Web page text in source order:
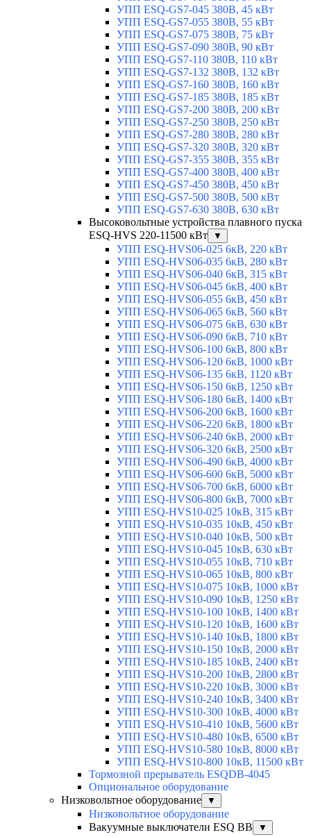
УПП ESQ-GS7-045 380В, 45 кВт
УПП ESQ-GS7-055 380В, 55 кВт
УПП ESQ-GS7-075 380В, 75 кВт
УПП ESQ-GS7-090 380В, 90 кВт
УПП ESQ-GS7-110 380В, 110 кВт
УПП ESQ-GS7-132 380В, 132 кВт
УПП ESQ-GS7-160 380В, 160 кВт
УПП ESQ-GS7-185 380В, 185 кВт
УПП ESQ-GS7-200 380В, 200 кВт
УПП ESQ-GS7-250 380В, 250 кВт
УПП ESQ-GS7-280 380В, 280 кВт
УПП ESQ-GS7-320 380В, 320 кВт
УПП ESQ-GS7-355 380В, 355 кВт
УПП ESQ-GS7-400 380В, 400 кВт
УПП ESQ-GS7-450 380В, 450 кВт
УПП ESQ-GS7-500 380В, 500 кВт
УПП ESQ-GS7-630 380В, 630 кВт
Высоковольтные устройства плавного пуска
ESQ-HVS 220-11500 кВт
▼
УПП ESQ-HVS06-025 6кВ, 220 кВт
УПП ESQ-HVS06-035 6кВ, 280 кВт
УПП ESQ-HVS06-040 6кВ, 315 кВт
УПП ESQ-HVS06-045 6кВ, 400 кВт
УПП ESQ-HVS06-055 6кВ, 450 кВт
УПП ESQ-HVS06-065 6кВ, 560 кВт
УПП ESQ-HVS06-075 6кВ, 630 кВт
УПП ESQ-HVS06-090 6кВ, 710 кВт
УПП ESQ-HVS06-100 6кВ, 800 кВт
УПП ESQ-HVS06-120 6кВ, 1000 кВт
УПП ESQ-HVS06-135 6кВ, 1120 кВт
УПП ESQ-HVS06-150 6кВ, 1250 кВт
УПП ESQ-HVS06-180 6кВ, 1400 кВт
УПП ESQ-HVS06-200 6кВ, 1600 кВт
УПП ESQ-HVS06-220 6кВ, 1800 кВт
УПП ESQ-HVS06-240 6кВ, 2000 кВт
УПП ESQ-HVS06-320 6кВ, 2500 кВт
УПП ESQ-HVS06-490 6кВ, 4000 кВт
УПП ESQ-HVS06-600 6кВ, 5000 кВт
УПП ESQ-HVS06-700 6кВ, 6000 кВт
УПП ESQ-HVS06-800 6кВ, 7000 кВт
УПП ESQ-HVS10-025 10кВ, 315 кВт
УПП ESQ-HVS10-035 10кВ, 450 кВт
УПП ESQ-HVS10-040 10кВ, 500 кВт
УПП ESQ-HVS10-045 10кВ, 630 кВт
УПП ESQ-HVS10-055 10кВ, 710 кВт
УПП ESQ-HVS10-065 10кВ, 800 кВт
УПП ESQ-HVS10-075 10кВ, 1000 кВт
УПП ESQ-HVS10-090 10кВ, 1250 кВт
УПП ESQ-HVS10-100 10кВ, 1400 кВт
УПП ESQ-HVS10-120 10кВ, 1600 кВт
УПП ESQ-HVS10-140 10кВ, 1800 кВт
УПП ESQ-HVS10-150 10кВ, 2000 кВт
УПП ESQ-HVS10-185 10кВ, 2400 кВт
УПП ESQ-HVS10-200 10кВ, 2800 кВт
УПП ESQ-HVS10-220 10кВ, 3000 кВт
УПП ESQ-HVS10-240 10кВ, 3400 кВт
УПП ESQ-HVS10-300 10кВ, 4000 кВт
УПП ESQ-HVS10-410 10кВ, 5600 кВт
УПП ESQ-HVS10-480 10кВ, 6500 кВт
УПП ESQ-HVS10-580 10кВ, 8000 кВт
УПП ESQ-HVS10-800 10кВ, 11500 кВт
Тормозной прерыватель ESQDB-4045
Опциональное оборудование
Низковольтное оборудование
▼
Низковольтное оборудование
Вакуумные выключатели ESQ BB
▼